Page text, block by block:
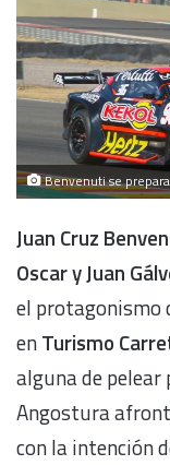
Benvenuti se prepara
Juan Cruz
Oscar y Juan
el protagonismo
enTurismo
alguna de pelear
Angostura
con la intención